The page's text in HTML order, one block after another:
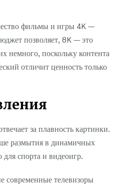
фильмы и игры 4K —
позволяет, 8K — это
немного, поскольку контента
отличит ценность только
за плавность картинки.
размытия в динамичных
для спорта и видеоигр.
современные телевизоры